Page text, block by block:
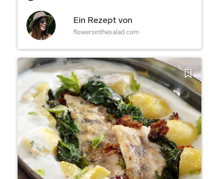
Ein Rezept von
flowersinthesalad.com